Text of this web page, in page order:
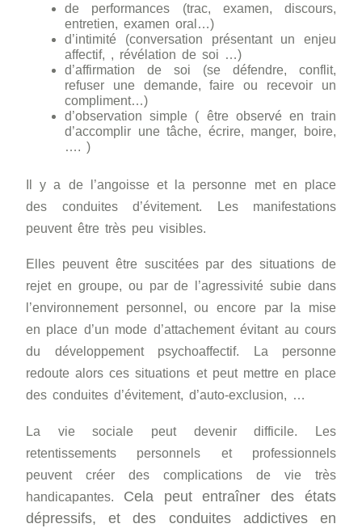
de performances (trac, examen, discours,
entretien, examen oral…)
d’intimité (conversation présentant un enjeu
affectif, , révélation de soi …)
d’affirmation de soi (se défendre, conflit,
refuser une demande, faire ou recevoir un
compliment…)
d’observation simple ( être observé en train
d’accomplir une tâche, écrire, manger, boire,
…. )
Il y a de l’angoisse et la personne met en place
des conduites d’évitement. Les manifestations
peuvent être très peu visibles.
Elles peuvent être suscitées par des situations de
rejet en groupe, ou par de l’agressivité subie dans
l’environnement personnel, ou encore par la mise
en place d’un mode d’attachement évitant au cours
du développement psychoaffectif. La personne
redoute alors ces situations et peut mettre en place
des conduites d’évitement, d’auto-exclusion, …
La vie sociale peut devenir difficile. Les
retentissements personnels et professionnels
peuvent créer des complications de vie très
handicapantes. Cela peut entraîner des états
dépressifs, et des conduites addictives en